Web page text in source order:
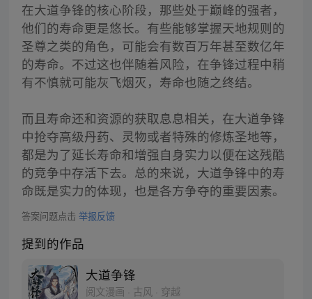
在大道争锋的核心阶段，那些处于巅峰的强者，
他们的寿命更是悠长。有些能够掌握天地规则的
圣尊之类的角色，可能会有数百万年甚至数亿年
的寿命。不过这也伴随着风险，在争锋过程中稍
有不慎就可能灰飞烟灭，寿命也随之终结。
而且寿命还和资源的获取息息相关，在大道争锋
中抢夺高级丹药、灵物或者特殊的修炼圣地等，
都是为了延长寿命和增强自身实力以便在这残酷
的竞争中存活下去。总的来说，大道争锋中的寿
命既是实力的体现，也是各方争夺的重要因素。
答案问题点击 举报反馈
提到的作品
大道争锋
阅文漫画 · 古风 · 穿越